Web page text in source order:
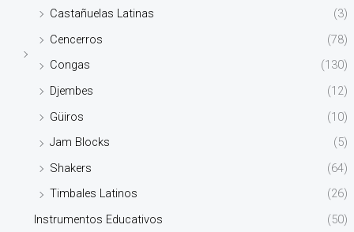
Castañuelas Latinas
(3)
Cencerros
(78)
Congas
(130)
Djembes
(12)
Güiros
(10)
Jam Blocks
(5)
Shakers
(64)
Timbales Latinos
(26)
Instrumentos Educativos
(50)